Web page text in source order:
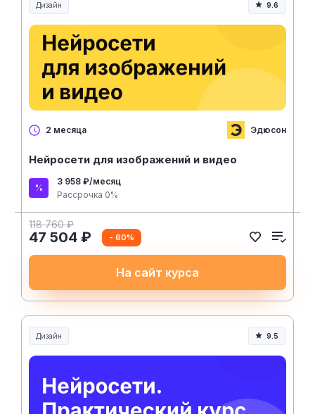
Дизайн 9.6
2 месяца Эдюсон
Нейросети для изображений и видео
3 958 ₽/месяц
Рассрочка 0%
118 760 ₽
47 504 ₽ - 60%
На сайт курса
Дизайн 9.5